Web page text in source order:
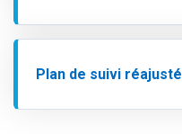
Plan de suivi réajusté